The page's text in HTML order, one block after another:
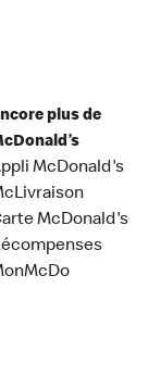
plus de
McDonald's
McDonald's